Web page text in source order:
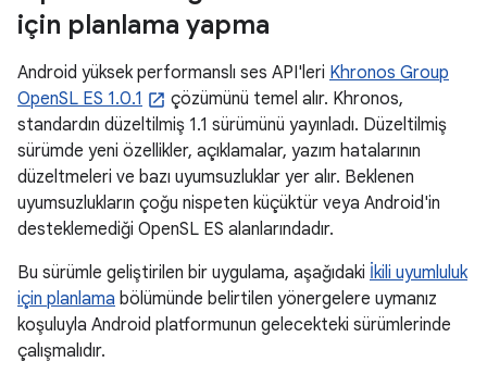
için planlama yapma
Android yüksek performanslı ses API'leri Khronos Group
OpenSL ES 1.0.1
çözümünü temel alır. Khronos,
standardın düzeltilmiş 1.1 sürümünü yayınladı. Düzeltilmiş
sürümde yeni özellikler, açıklamalar, yazım hatalarının
düzeltmeleri ve bazı uyumsuzluklar yer alır. Beklenen
uyumsuzlukların çoğu nispeten küçüktür veya Android'in
desteklemediği OpenSL ES alanlarındadır.
Bu sürümle geliştirilen bir uygulama, aşağıdaki İkili uyumluluk
için planlama bölümünde belirtilen yönergelere uymanız
koşuluyla Android platformunun gelecekteki sürümlerinde
çalışmalıdır.